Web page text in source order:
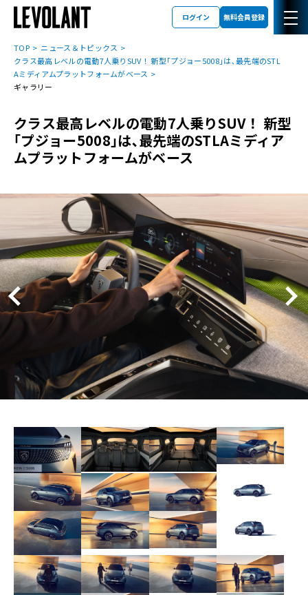
ログイン 無料会員登録
TOP
ニュース＆トピックス
クラス最高レベルの電動7人乗りSUV！ 新型｢プジョー5008｣は､最先端のSTL
Aミディアムプラットフォームがベース
ギャラリー
クラス最高レベルの電動7人乗りSUV！ 新型
｢プジョー5008｣は､最先端のSTLAミディア
ムプラットフォームがベース